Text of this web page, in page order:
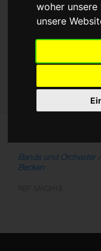
woher unsere
unsere
Bands und Orchester
Becken